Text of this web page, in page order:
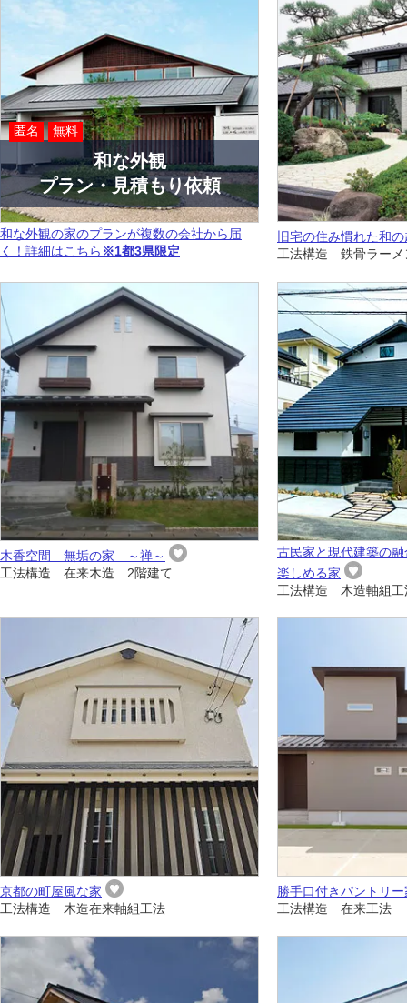
匿名 無料
和な外観
プラン・見積もり依頼
和な外観の家のプランが複数の会社から届
く！詳細はこちら ※1都3県限定
旧宅の住み慣れた和
工法構造 鉄骨ラーメ
木香空間 無垢の家 ～禅～
工法構造 在来木造 2階建て
古民家と現代建築の
楽しめる家
工法構造 木造軸組工
京都の町屋風な家
工法構造 木造在来軸組工法
勝手口付きパントリ
工法構造 在来工法